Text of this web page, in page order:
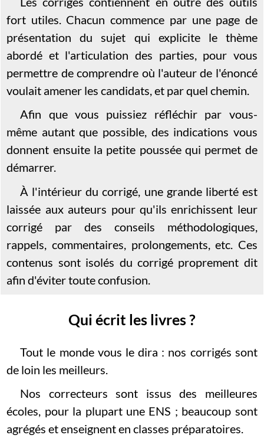
fort utiles. Chacun commence par une page de
présentation du sujet qui explicite le thème
abordé et l'articulation des parties, pour vous
permettre de comprendre où l'auteur de l'énoncé
voulait amener les candidats, et par quel chemin.
Afin que vous puissiez réfléchir par vous-
même autant que possible, des indications vous
donnent ensuite la petite poussée qui permet de
démarrer.
À l'intérieur du corrigé, une grande liberté est
laissée aux auteurs pour qu'ils enrichissent leur
corrigé par des conseils méthodologiques,
rappels, commentaires, prolongements, etc. Ces
contenus sont isolés du corrigé proprement dit
afin d'éviter toute confusion.
Qui écrit les livres ?
Tout le monde vous le dira : nos corrigés sont
de loin les meilleurs.
Nos correcteurs sont issus des meilleures
écoles, pour la plupart une ENS ; beaucoup sont
agrégés et enseignent en classes préparatoires.